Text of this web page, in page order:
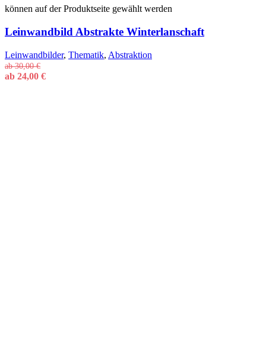
können auf der Produktseite gewählt werden
Leinwandbild Abstrakte Winterlanschaft
Leinwandbilder, Thematik, Abstraktion
ab30,00€
ab 24,00 €